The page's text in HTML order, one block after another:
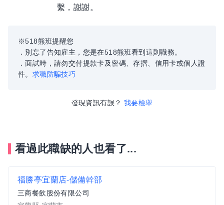
繫，謝謝。
※518熊班提醒您
．別忘了告知雇主，您是在518熊班看到這則職務。
．面試時，請勿交付提款卡及密碼、存摺、信用卡或個人證
件。 求職防騙技巧
發現資訊有誤？ 我要檢舉
看過此職缺的人也看了...
福勝亭宜蘭店-儲備幹部
三商餐飲股份有限公司